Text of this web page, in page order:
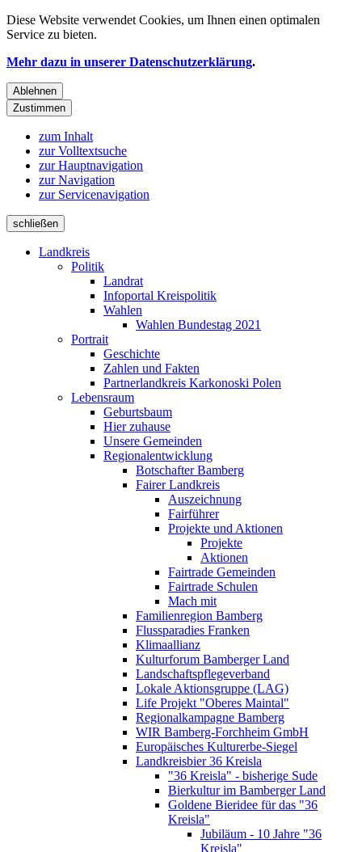
Diese Website verwendet Cookies, um Ihnen einen optimalen
Service zu bieten.
Mehr dazu in unserer Datenschutzerklärung.
Ablehnen
Zustimmen
zum Inhalt
zur Volltextsuche
zur Hauptnavigation
zur Navigation
zur Servicenavigation
schließen
Landkreis
Politik
Landrat
Infoportal Kreispolitik
Wahlen
Wahlen Bundestag 2021
Portrait
Geschichte
Zahlen und Fakten
Partnerlandkreis Karkonoski Polen
Lebensraum
Geburtsbaum
Hier zuhause
Unsere Gemeinden
Regionalentwicklung
Botschafter Bamberg
Fairer Landkreis
Auszeichnung
Fairführer
Projekte und Aktionen
Projekte
Aktionen
Fairtrade Gemeinden
Fairtrade Schulen
Mach mit
Familienregion Bamberg
Flussparadies Franken
Klimaallianz
Kulturforum Bamberger Land
Landschaftspflegeverband
Lokale Aktionsgruppe (LAG)
Life Projekt "Oberes Maintal"
Regionalkampagne Bamberg
WIR Bamberg-Forchheim GmbH
Europäisches Kulturerbe-Siegel
Landkreisbier 36 Kreisla
"36 Kreisla" - bisherige Sude
Bierkultur im Bamberger Land
Goldene Bieridee für das "36
Kreisla"
Jubiläum - 10 Jahre "36
Kreisla"